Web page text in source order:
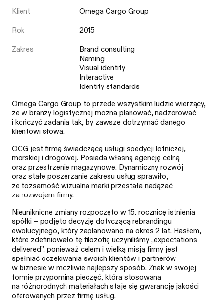
Klient
Omega Cargo Group
Rok
2015
Zakres
Brand consulting
Naming
Visual identity
Interactive
Identity standards
Omega Cargo Group to przede wszystkim ludzie wierzący,
że w branży logistycznej można planować, nadzorować
i kończyć zadania tak, by zawsze dotrzymać danego
klientowi słowa.
OCG jest firmą świadczącą usługi spedycji lotniczej,
morskiej i drogowej. Posiada własną agencję celną
oraz przestrzenie magazynowe. Dynamiczny rozwój
oraz stałe poszerzanie zakresu usług sprawiło,
że tożsamość wizualna marki przestała nadążać
za rozwojem firmy.
Nieuniknione zmiany rozpoczęto w 15. rocznicę istnienia
spółki – podjęto decyzję dotyczącą rebrandingu
ewolucyjnego, który zaplanowano na okres 2 lat. Hasłem,
które zdefiniowało tę filozofię uczyniliśmy „expectations
delivered”, ponieważ celem i wielką misją firmy jest
spełniać oczekiwania swoich klientów i partnerów
w biznesie w możliwie najlepszy sposób. Znak w swojej
formie przypomina pieczęć, która stosowana
na różnorodnych materiałach staje się gwarancję jakości
oferowanych przez firmę usług.